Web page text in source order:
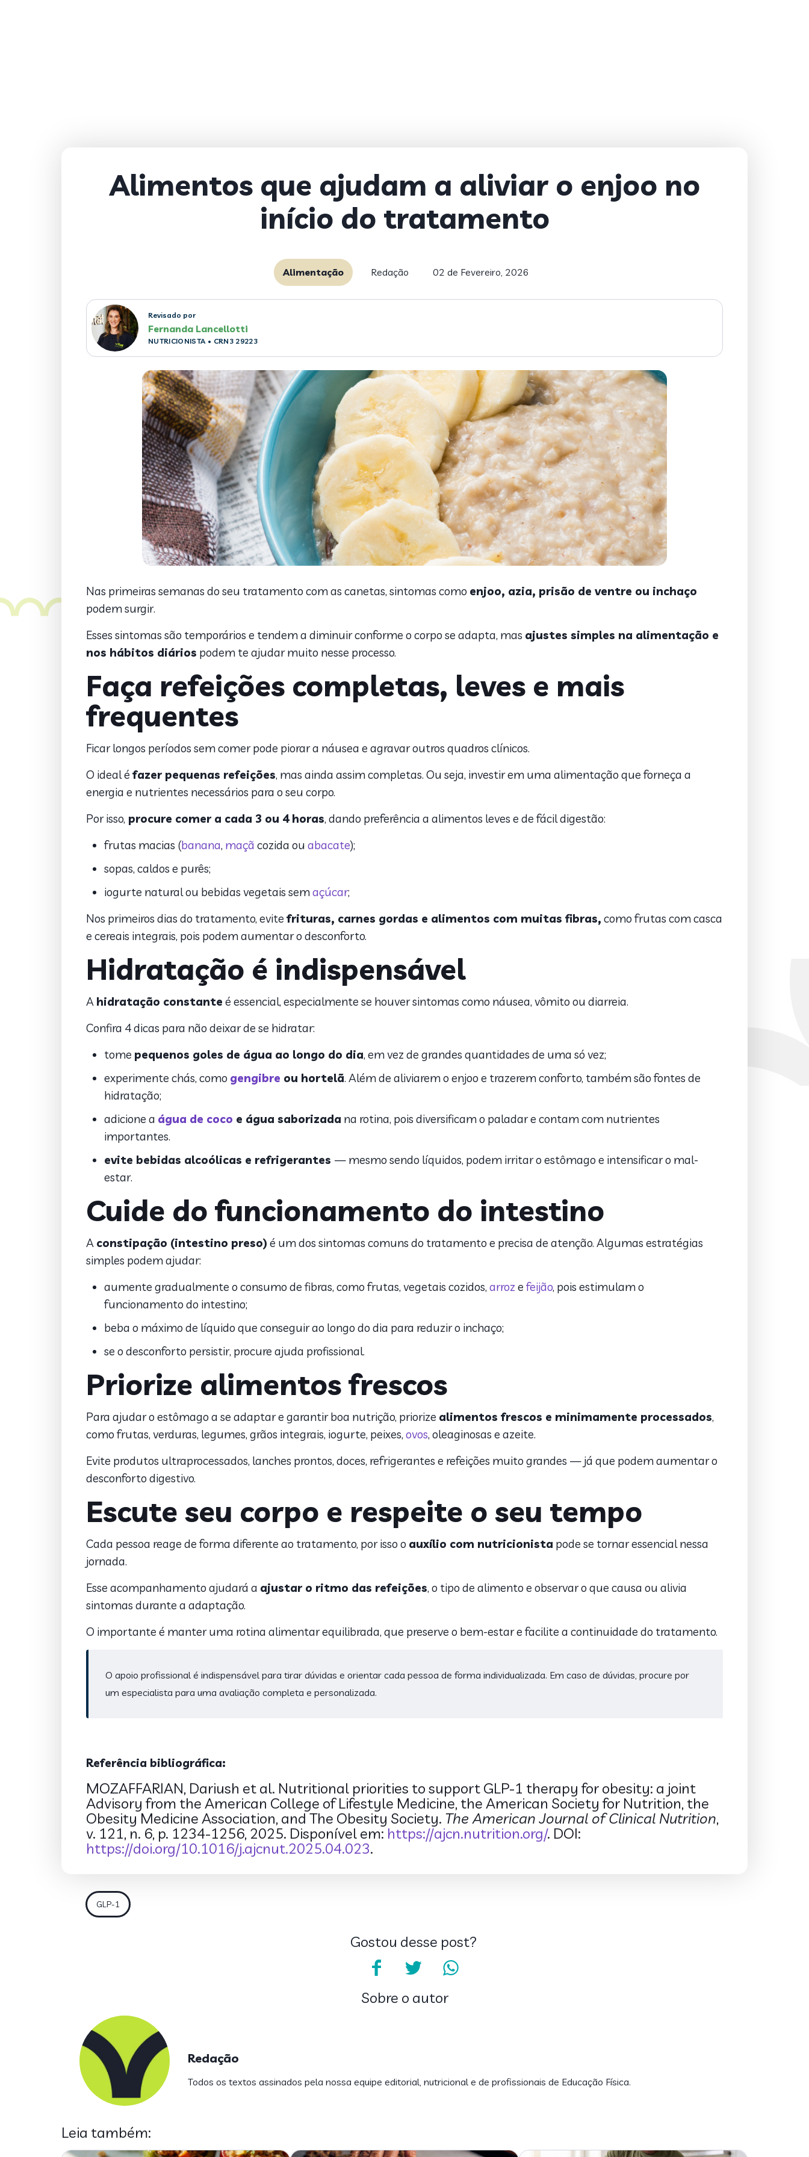
Alimentos que ajudam a aliviar o enjoo no
início do tratamento
Alimentação Redação 02 de Fevereiro, 2026
Revisado por
Fernanda Lancellotti
NUTRICIONISTA• CRN3 29223
Nas primeiras semanas do seu tratamento com as canetas, sintomas como enjoo, azia, prisão de ventre ou inchaço
podem surgir.
Esses sintomas são temporários e tendem a diminuir conforme o corpo se adapta, mas ajustes simples na alimentação e
nos hábitos diários podem te ajudar muito nesse processo.
Faça refeições completas, leves e mais
frequentes
Ficar longos períodos sem comer pode piorar a náusea e agravar outros quadros clínicos.
O ideal é fazer pequenas refeições, mas ainda assim completas. Ou seja, investir em uma alimentação que forneça a
energia e nutrientes necessários para o seu corpo.
Por isso, procure comer a cada 3 ou 4 horas, dando preferência a alimentos leves e de fácil digestão:
frutas macias (banana, maçã cozida ou abacate);
sopas, caldos e purês;
iogurte natural ou bebidas vegetais semaçúcar;
Nos primeiros dias do tratamento, evite frituras, carnes gordas e alimentos com muitas fibras, como frutas com casca
e cereais integrais, pois podem aumentar o desconforto.
Hidratação é indispensável
A hidratação constante é essencial, especialmente se houver sintomas como náusea, vômito ou diarreia.
Confira 4 dicas para não deixar de se hidratar:
tome pequenos goles de água ao longo do dia, em vez de grandes quantidades de uma só vez;
experimente chás, como gengibre ou hortelã. Além de aliviarem o enjoo e trazerem conforto, também são fontes de
hidratação;
adicione a água de coco e água saborizada na rotina, pois diversificam o paladar e contam com nutrientes
importantes.
evite bebidas alcoólicas e refrigerantes — mesmo sendo líquidos, podem irritar o estômago e intensificar o mal-
estar.
Cuide do funcionamento do intestino
A constipação (intestino preso) é um dos sintomas comuns do tratamento e precisa de atenção. Algumas estratégias
simples podem ajudar:
aumente gradualmente o consumo de fibras, como frutas, vegetais cozidos, arroz e feijão, pois estimulam o
funcionamento do intestino;
beba o máximo de líquido que conseguir ao longo do dia para reduzir o inchaço;
se o desconforto persistir, procure ajuda profissional.
Priorize alimentos frescos
Para ajudar o estômago a se adaptar e garantir boa nutrição, priorize alimentos frescos e minimamente processados,
como frutas, verduras, legumes, grãos integrais, iogurte, peixes, ovos, oleaginosas e azeite.
Evite produtos ultraprocessados, lanches prontos, doces, refrigerantes e refeições muito grandes — já que podem aumentar o
desconforto digestivo.
Escute seu corpo e respeite o seu tempo
Cada pessoa reage de forma diferente ao tratamento, por isso o auxílio com nutricionista pode se tornar essencial nessa
jornada.
Esse acompanhamento ajudará a ajustar o ritmo das refeições, o tipo de alimento e observar o que causa ou alivia
sintomas durante a adaptação.
O importante é manter uma rotina alimentar equilibrada, que preserve o bem-estar e facilite a continuidade do tratamento.
O apoio profissional é indispensável para tirar dúvidas e orientar cada pessoa de forma individualizada. Em caso de dúvidas, procure por
um especialista para uma avaliação completa e personalizada.
Referência bibliográfica:
MOZAFFARIAN, Dariush et al. Nutritional priorities to support GLP-1 therapy for obesity: a joint
Advisory from the American College of Lifestyle Medicine, the American Society for Nutrition, the
Obesity Medicine Association, and The Obesity Society. The American Journal of Clinical Nutrition,
v. 121, n. 6, p. 1234-1256, 2025. Disponível em: https://ajcn.nutrition.org/. DOI:
https://doi.org/10.1016/j.ajcnut.2025.04.023.
GLP-1
Gostou desse post?
Sobre o autor
Redação
Todos os textos assinados pela nossa equipe editorial, nutricional e de profissionais de Educação Física.
Leia também: